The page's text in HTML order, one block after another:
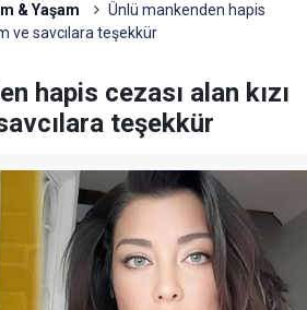
& Yaşam
Ünlü mankenden hapis
ve savcılara teşekkür
hapis cezası alan kızı
teşekkür